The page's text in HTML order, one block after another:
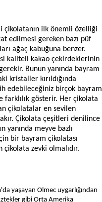
çikolatanın ilk önemli özelliği
edilmesi gereken bazı püf
ağaç kabuğuna benzer.
kaliteli kakao çekirdeklerinin
Bunun yanında bayram
kristaller kırıldığında
edebileceğiniz birçok bayram
farklılık gösterir. Her çikolata
çikolatalar en sevilen
Çikolata çeşitleri denilince
meyve bazlı
bir bayram çikolatası
zevki olmalıdır.
yaşayan Olmec uygarlığından
gibi Orta Amerika